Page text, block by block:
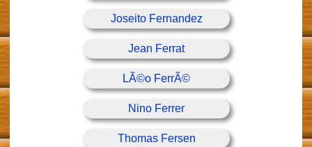
Joseito Fernandez
Jean Ferrat
LÃ©o FerrÃ©
Nino Ferrer
Thomas Fersen